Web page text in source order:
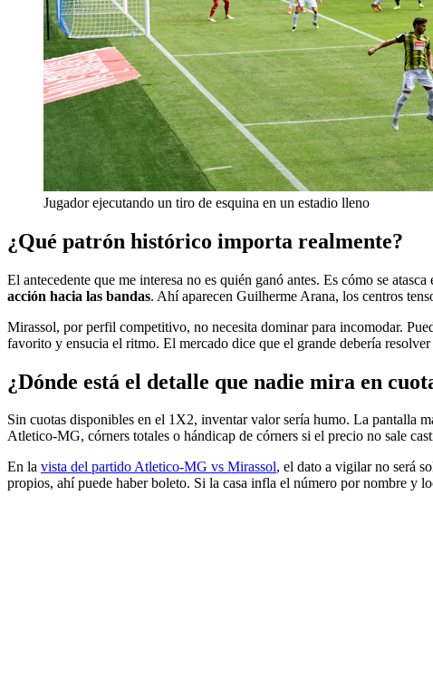
Jugador ejecutando un tiro de esquina en un estadio lleno
¿Qué patrón histórico importa realmente?
El antecedente que me interesa no es quién ganó antes. Es cómo se atasca
acción hacia las bandas. Ahí aparecen Guilherme Arana, los centros
Mirassol, por perfil competitivo, no necesita dominar para incomodar.
favorito y ensucia el ritmo. El mercado dice que el grande debería
¿Dónde está el detalle que nadie mira en
Sin cuotas disponibles en el 1X2, inventar valor sería humo. La pantalla
Atletico-MG, córners totales o hándicap de córners si el precio no sale
En la vista del partido Atletico-MG vs Mirassol, el dato a vigilar no será
propios, ahí puede haber boleto. Si la casa infla el número por nombre y